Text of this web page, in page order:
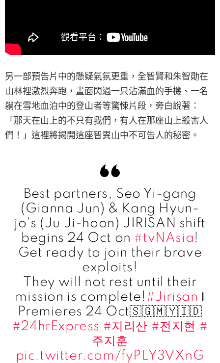
另一部預告片中的懸疑氣氛更重，全智賢和朱智勛在
山林裡激烈奔跑，畫面閃過一只沾滿血的手機、一名
躺在雪地血泊中的登山者等驚悚片段，旁白說著：
「那天在山上的不只有我們，有人在那座山上殺害人
們！」這裡將揭開這座智異山中不可告人的秘密。
Best partners, Seo Yi-gang
(Gianna Jun) & Kang Hyun-
jo's (Ju Ji-hoon) JIRISAN shift
begins 24 Oct on #tvNAsia!
Get ready to join their brave
exploits!
They will not rest until their
mission is complete! #Jirisan ǀ
Premieres 24 Oct🇸🇬🇲🇾🇮🇩
#24hrExpress #지리산 #전지현 #
주지훈
pic.twitter.com/fyPLY3VXnG